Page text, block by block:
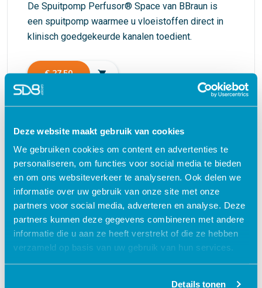
Deze website maakt gebruik van cookies
We gebruiken cookies om content en advertenties te
personaliseren, om functies voor social media te bieden
en om ons websiteverkeer te analyseren. Ook delen we
informatie over uw gebruik van onze site met onze
partners voor social media, adverteren en analyse. Deze
partners kunnen deze gegevens combineren met andere
informatie die u aan ze heeft verstrekt of die ze hebben
verzameld op basis van uw gebruik van hun services.
Details tonen
De Spuitpomp Perfusor® Space van BBraun is
een spuitpomp waarmee u vloeistoffen direct in
klinisch goedgekeurde kanalen toedient.
€ 27,50 shopping_cart
Waarom kiezen voor deze
e-learning?
Flexibel – leer op je eigen manier en tempo
Praktijkgericht – ontwikkeld samen met
zorgprofessionals
Interactieve en aantrekkelijke leermethoden